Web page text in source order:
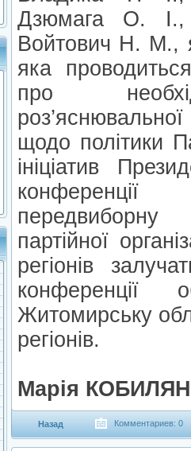
Дзюмага О. І.,
Войтович Н. М.,
яка
про
щодо політики
ініціатив
конференції
партійної
регіонів
конференції
Житомирську
регіонів.
Марія
Назад Комментариев: 0